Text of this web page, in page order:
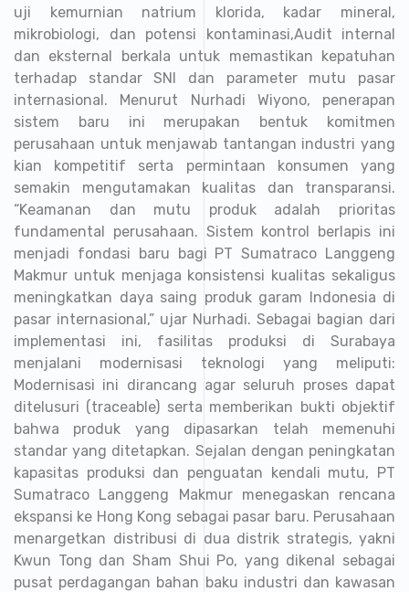
uji kemurnian natrium klorida, kadar mineral,
mikrobiologi, dan potensi kontaminasi,Audit internal
dan eksternal berkala untuk memastikan kepatuhan
terhadap standar SNI dan parameter mutu pasar
internasional. Menurut Nurhadi Wiyono, penerapan
sistem baru ini merupakan bentuk komitmen
perusahaan untuk menjawab tantangan industri yang
kian kompetitif serta permintaan konsumen yang
semakin mengutamakan kualitas dan transparansi.
“Keamanan dan mutu produk adalah prioritas
fundamental perusahaan. Sistem kontrol berlapis ini
menjadi fondasi baru bagi PT Sumatraco Langgeng
Makmur untuk menjaga konsistensi kualitas sekaligus
meningkatkan daya saing produk garam Indonesia di
pasar internasional,” ujar Nurhadi. Sebagai bagian dari
implementasi ini, fasilitas produksi di Surabaya
menjalani modernisasi teknologi yang meliputi:
Modernisasi ini dirancang agar seluruh proses dapat
ditelusuri (traceable) serta memberikan bukti objektif
bahwa produk yang dipasarkan telah memenuhi
standar yang ditetapkan. Sejalan dengan peningkatan
kapasitas produksi dan penguatan kendali mutu, PT
Sumatraco Langgeng Makmur menegaskan rencana
ekspansi ke Hong Kong sebagai pasar baru. Perusahaan
menargetkan distribusi di dua distrik strategis, yakni
Kwun Tong dan Sham Shui Po, yang dikenal sebagai
pusat perdagangan bahan baku industri dan kawasan